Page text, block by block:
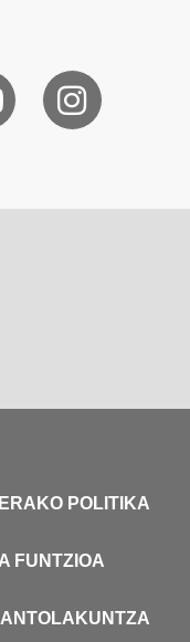
POLITIKA
FUNTZIOA